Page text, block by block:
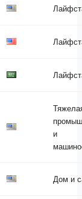
и
Дом и